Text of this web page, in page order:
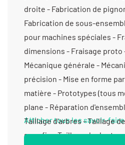
Afficher tous les savoir-faire